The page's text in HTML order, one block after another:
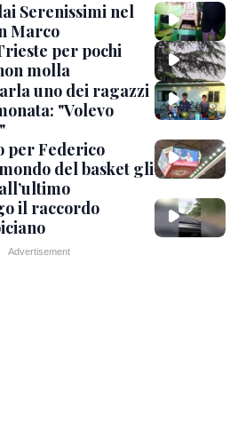
Serenissimi nel
Marco
per pochi
molla
uno dei ragazzi
"Volevo
per Federico
del basket gli
il raccordo